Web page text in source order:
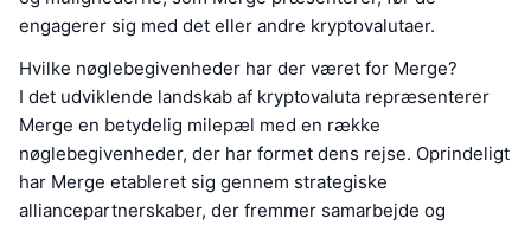
engagerer sig med det eller andre kryptovalutaer.
Hvilke nøglebegivenheder har der været for Merge?
I det udviklende landskab af kryptovaluta repræsenterer
Merge en betydelig milepæl med en række
nøglebegivenheder, der har formet dens rejse. Oprindeligt
har Merge etableret sig gennem strategiske
alliancepartnerskaber, der fremmer samarbejde og